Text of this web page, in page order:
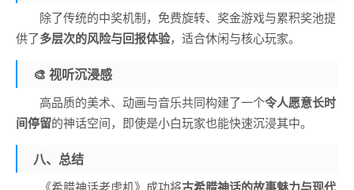
除了传统的中奖机制，免费旋转、奖金游戏与累积奖池提
供了多层次的风险与回报体验，适合休闲与核心玩家。
🎨 视听沉浸感
高品质的美术、动画与音乐共同构建了一个令人愿意长时
间停留的神话空间，即使是小白玩家也能快速沉浸其中。
八、总结